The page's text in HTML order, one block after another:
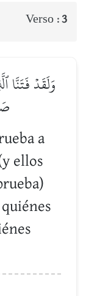
Verso :3
وَلَقَدۡ فَتَنَّا
a
ellos